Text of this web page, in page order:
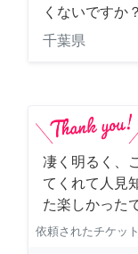
くないですか？
千葉県
凄く明るく、
てくれて人見
た楽しかった
依頼されたチケット